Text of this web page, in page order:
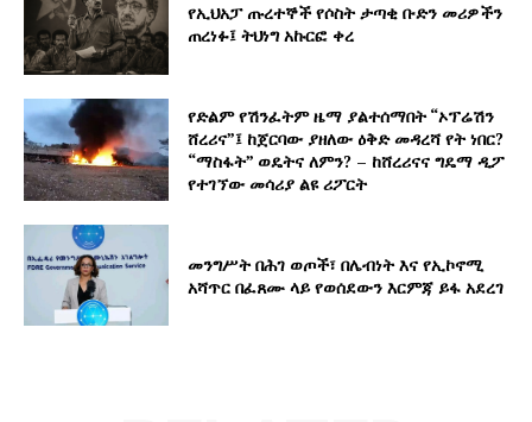
የኢህአፓ ጡረተኞች የሶስት ታጣቂ ቡድን መሪዎችን
ጠረነፉ፤ ትህነግ አኩርፎ ቀረ
የድልም የሽንፈትም ዜማ ያልተሰማበት “ኦፕሬሽን
ሸረሪና”፤ ከጀርባው ያዘለው ዕቅድ መዳረሻ የት ነበር?
“ማስፋት” ወዴትና ለምን? – ከሸረሪናና ግዴማ ዲፖ
የተገኘው መሳሪያ ልዩ ሪፖርት
መንግሥት በሕገ ወጦች፣ በሌብነት እና የኢኮኖሚ
አሻጥር በፈጸሙ ላይ የወሰደውን እርምጃ ይፋ አደረገ